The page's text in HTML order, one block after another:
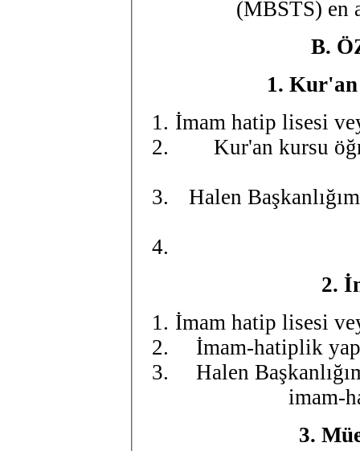
(MBSTS) en
B.
1. Kur'an
İmam hatip lisesi
Kur'an kursu
Halen
2.
İmam hatip lisesi
İmam-hatiplik
Halen
imam-
3.